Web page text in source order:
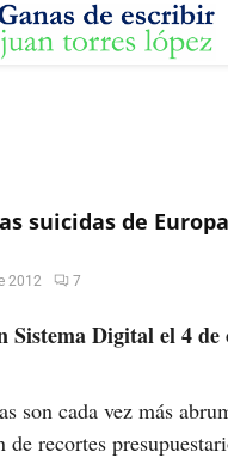
suicidas de
2012 7
Sistema Digital el 4 de
son cada vez más
recortes